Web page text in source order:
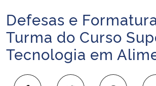
Ministério da Infraestrutura
Ministério da Agricultura, Pecuária e Abastecimento
Início do conteúdo
Defesas e
Turma do Curso
Tecnologia em